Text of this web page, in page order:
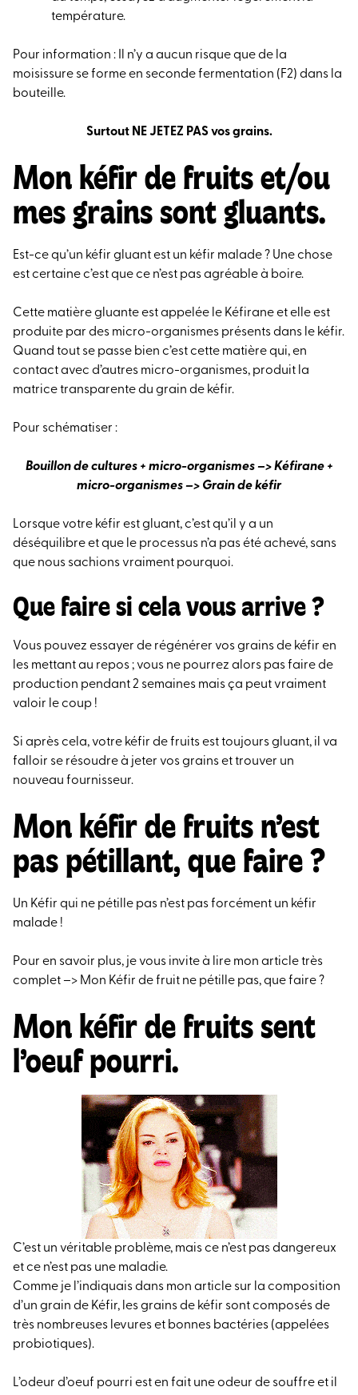
température.
Pour information : Il n’y a aucun risque que de la
moisissure se forme en seconde fermentation (F2) dans la
bouteille.
Surtout NE JETEZ PAS vos grains.
Mon kéfir de fruits et/ou
mes grains sont gluants.
Est-ce qu’un kéfir gluant est un kéfir malade ? Une chose
est certaine c’est que ce n’est pas agréable à boire.
Cette matière gluante est appelée le Kéfirane et elle est
produite par des micro-organismes présents dans le kéfir.
Quand tout se passe bien c’est cette matière qui, en
contact avec d’autres micro-organismes, produit la
matrice transparente du grain de kéfir.
Pour schématiser :
Bouillon de cultures + micro-organismes –> Kéfirane +
micro-organismes –> Grain de kéfir
Lorsque votre kéfir est gluant, c’est qu’il y a un
déséquilibre et que le processus n’a pas été achevé, sans
que nous sachions vraiment pourquoi.
Que faire si cela vous arrive ?
Vous pouvez essayer de régénérer vos grains de kéfir en
les mettant au repos ; vous ne pourrez alors pas faire de
production pendant 2 semaines mais ça peut vraiment
valoir le coup !
Si après cela, votre kéfir de fruits est toujours gluant, il va
falloir se résoudre à jeter vos grains et trouver un
nouveau fournisseur.
Mon kéfir de fruits n’est
pas pétillant, que faire ?
Un Kéfir qui ne pétille pas n’est pas forcément un kéfir
malade !
Pour en savoir plus, je vous invite à lire mon article très
complet –> Mon Kéfir de fruit ne pétille pas, que faire ?
Mon kéfir de fruits sent
l’oeuf pourri.
C’est un véritable problème, mais ce n’est pas dangereux
et ce n’est pas une maladie.
Comme je l’indiquais dans mon article sur la composition
d’un grain de Kéfir, les grains de kéfir sont composés de
très nombreuses levures et bonnes bactéries (appelées
probiotiques).
L’odeur d’oeuf pourri est en fait une odeur de souffre et il